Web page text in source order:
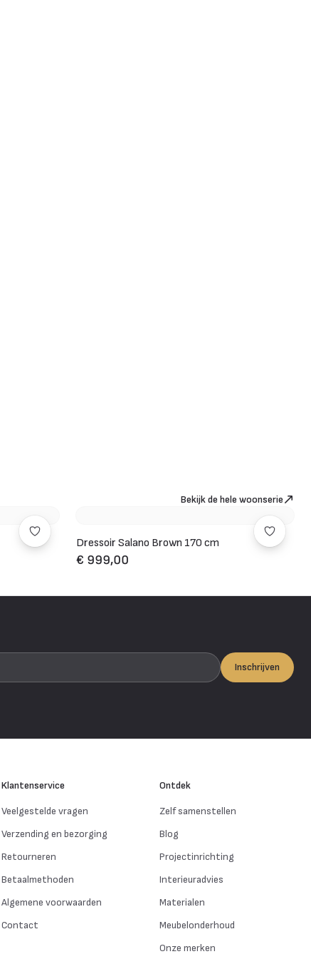
Bekijk de hele woonserie
Dressoir Salano Brown 170 cm
€ 999,00
Inschrijven
Klantenservice
Veelgestelde vragen
Verzending en bezorging
Retourneren
Betaalmethoden
Algemene voorwaarden
Contact
Ontdek
Zelf samenstellen
Blog
Projectinrichting
Interieuradvies
Materialen
Meubelonderhoud
Onze merken